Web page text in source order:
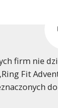
firm nie
Fit